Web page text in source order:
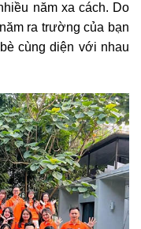
năm xa cách. Do
ra trường của bạn
cùng diện với nhau